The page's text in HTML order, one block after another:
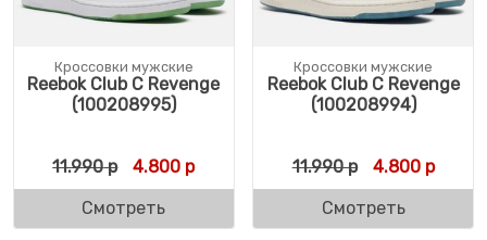
Кроссовки мужские
Reebok Club C Revenge
(100208995)
11.990р Первоначальная цена составляла 11.990
4.800 рТекущая цена: 4.800 р.
Смотреть
Кроссовки мужские
Reebok Club C Revenge
(100208994)
11.990р 4.800р
Смотреть